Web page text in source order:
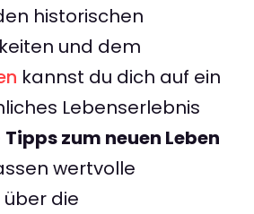
historischen
und dem
kannst du dich auf ein
Lebenserlebnis
Tipps zum neuen Leben
wertvolle
die